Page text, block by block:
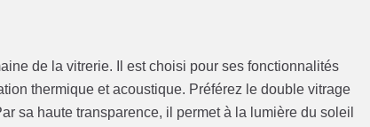
de la vitrerie. Il est choisi pour ses fonctionnalités
thermique et acoustique. Préférez le double vitrage
sa haute transparence, il permet à la lumière du soleil